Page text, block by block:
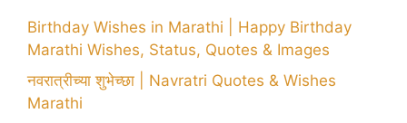
Birthday Wishes in Marathi | Happy Birthday
Marathi Wishes, Status, Quotes & Images
नवरात्रीच्या शुभेच्छा | Navratri Quotes & Wishes
Marathi